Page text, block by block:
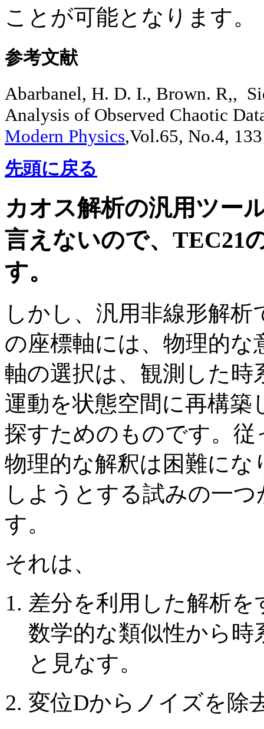
ことが可能となります。
参考文献
Abarbanel, H. D. I., Brown. R,,
Analysis of Observed Chaotic
Modern Physics,Vol.65, No.4,
先頭に戻る
カオス解析の汎用ツー
言えないので、TEC21
す。
しかし、汎用非線形解
の座標軸には、物理的
軸の選択は、観測した
運動を状態空間に再構
探すためのものです。
物理的な解釈は困難に
しようとする試みの一
す。
それは、
差分を利用した解析
数学的な類似性から
と見なす。
変位Dからノイズを除